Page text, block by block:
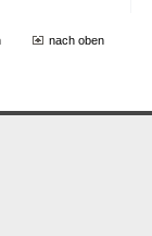
nach oben